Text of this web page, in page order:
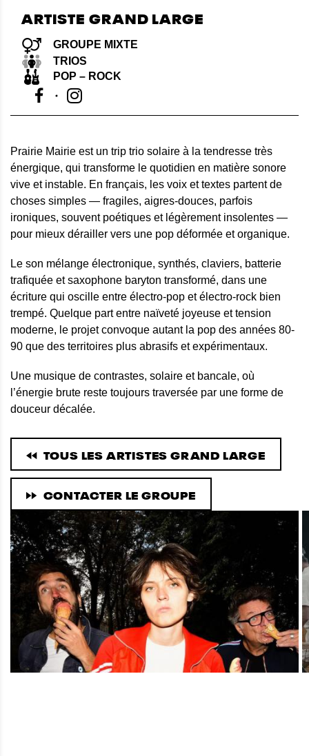
ARTISTE GRAND LARGE
GROUPE MIXTE
TRIOS
POP – ROCK
Prairie Mairie est un trip trio solaire à la tendresse très
énergique, qui transforme le quotidien en matière sonore
vive et instable. En français, les voix et textes partent de
choses simples — fragiles, aigres-douces, parfois
ironiques, souvent poétiques et légèrement insolentes —
pour mieux dérailler vers une pop déformée et organique.
Le son mélange électronique, synthés, claviers, batterie
trafiquée et saxophone baryton transformé, dans une
écriture qui oscille entre électro-pop et électro-rock bien
trempé. Quelque part entre naïveté joyeuse et tension
moderne, le projet convoque autant la pop des années 80-
90 que des territoires plus abrasifs et expérimentaux.
Une musique de contrastes, solaire et bancale, où
l’énergie brute reste toujours traversée par une forme de
douceur décalée.
TOUS LES ARTISTES GRAND LARGE
CONTACTER LE GROUPE